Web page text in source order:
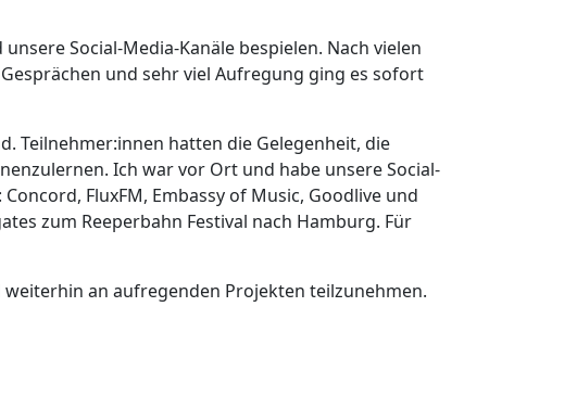
Social-Media-Kanäle bespielen. Nach vielen
und sehr viel Aufregung ging es sofort
Teilnehmer:innen hatten die Gelegenheit, die
Ich war vor Ort und habe unsere Social-
FluxFM, Embassy of Music, Goodlive und
zum Reeperbahn Festival nach Hamburg. Für
an aufregenden Projekten teilzunehmen.